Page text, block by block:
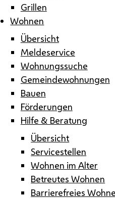
Grillen
Wohnen
Übersicht
Meldeservice
Wohnungssuche
Gemeindewohnungen
Bauen
Förderungen
Hilfe & Beratung
Übersicht
Servicestellen
Wohnen im Alter
Betreutes Wohnen
Barrierefreies